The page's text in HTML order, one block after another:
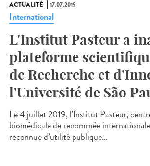
ACTUALITÉ 17.07.2019
International
L'Institut Pasteur a
plateforme
de Recherche et
l'Université de São
Le 4 juillet 2019, l'Institut Pasteur,
biomédicale de renommée
reconnue d’utilité publique...